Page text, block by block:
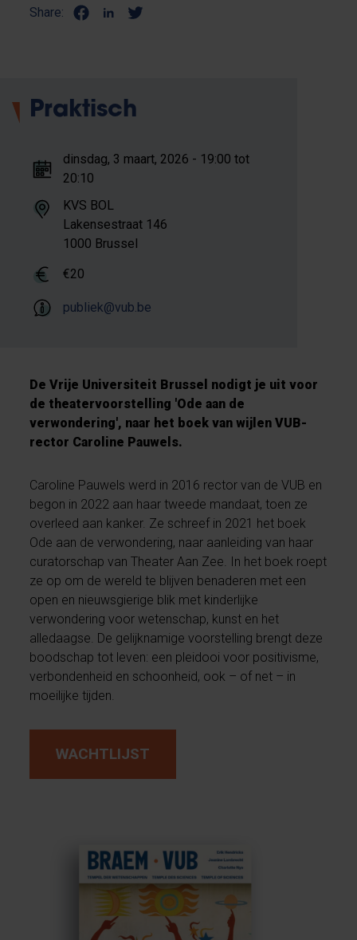
Share:
Praktisch
dinsdag, 3 maart, 2026 - 19:00 tot
20:10
KVS BOL
Lakensestraat 146
1000 Brussel
€20
publiek@vub.be
De Vrije Universiteit Brussel nodigt je uit voor
de theatervoorstelling 'Ode aan de
verwondering', naar het boek van wijlen VUB-
rector Caroline Pauwels.
Caroline Pauwels werd in 2016 rector van de VUB en
begon in 2022 aan haar tweede mandaat, toen ze
overleed aan kanker. Ze schreef in 2021 het boek
Ode aan de verwondering, naar aanleiding van haar
curatorschap van Theater Aan Zee. In het boek roept
ze op om de wereld te blijven benaderen met een
open en nieuwsgierige blik met kinderlijke
verwondering voor wetenschap, kunst en het
alledaagse. De gelijknamige voorstelling brengt deze
boodschap tot leven: een pleidooi voor positivisme,
verbondenheid en schoonheid, ook – of net – in
moeilijke tijden.
WACHTLIJST